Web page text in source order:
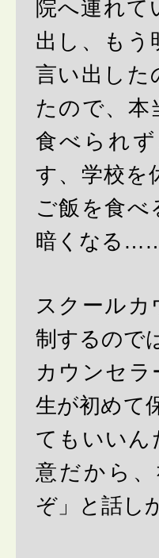
院へ連れ
出し、もう
言い出した
たので、本
食べられ
す、学校を
ご飯を食べ
暗くなる……
スクールカ
制するので
カウンセラ
生が初めて
てもいいん
意だから
ぞ」と話し